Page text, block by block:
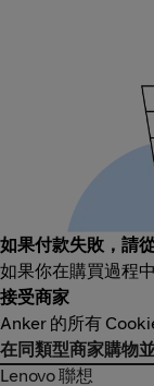
如果付款失敗，請
如果你在購買過程
接受商家
Anker 的所有
在同類型商家購物
Lenovo 聯想
Lenovo 聯想